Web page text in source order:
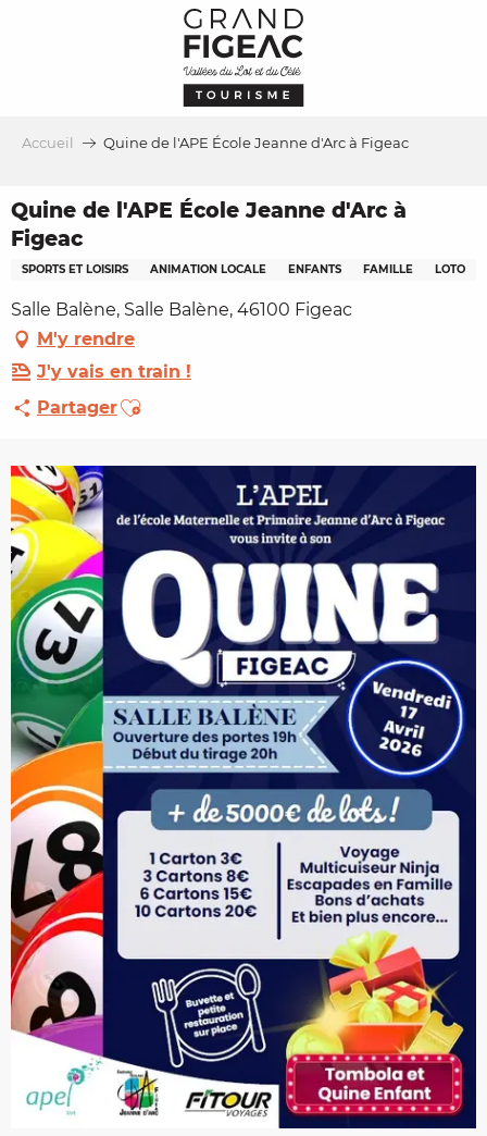
Accueil Quine de l'APE École Jeanne d'Arc à Figeac
Quine de l'APE École Jeanne d'Arc à
Figeac
SPORTS ET LOISIRS ANIMATION LOCALE ENFANTS FAMILLE LOTO
Salle Balène, Salle Balène, 46100 Figeac
M'y rendre
J'y vais en train !
PartagerAjouter aux favoris